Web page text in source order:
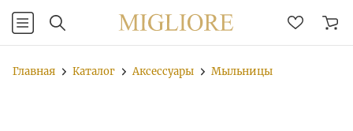
Главная Каталог Аксессуары Мыльницы